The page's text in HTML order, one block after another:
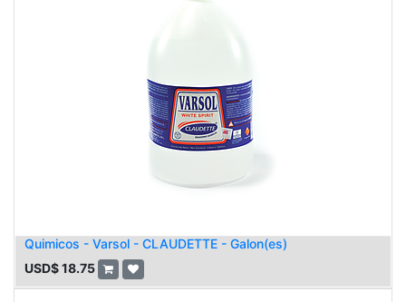
Quimicos - Varsol - CLAUDETTE - Galon(es)
USD$18.75